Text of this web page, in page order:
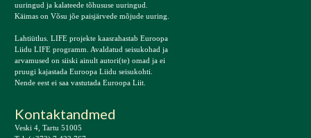
uuringud ja kalateede tõhususe uuringud.
Käimas on Võsu jõe paisjärvede mõjude uuring.
Lahtiütlus. LIFE projekte kaasrahastab Euroopa
Liidu LIFE programm. Avaldatud seisukohad ja
arvamused on siiski ainult autori(te) omad ja ei
pruugi kajastada Euroopa Liidu seisukohti.
Nende eest ei saa vastutada Euroopa Liit.
Kontaktandmed
Veski 4, Tartu 51005